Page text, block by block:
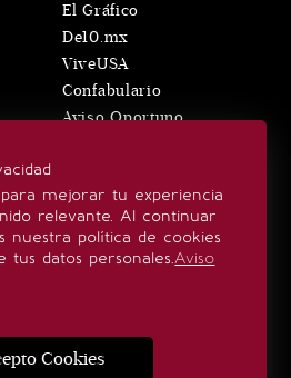
para mejorar tu experiencia
relevante. Al continuar
nuestra política de cookies
datos personales.Aviso
Cookies
El Gráfico
De10.mx
ViveUSA
Confabulario
Aviso Oportuno
SÍGUENOS
Quiénes somos